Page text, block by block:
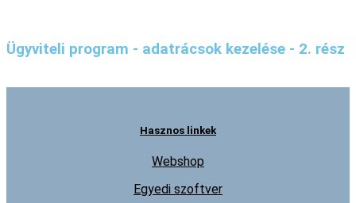
Ügyviteli program - adatrácsok kezelése - 2. rész
Hasznos linkek
Webshop
Egyedi szoftver